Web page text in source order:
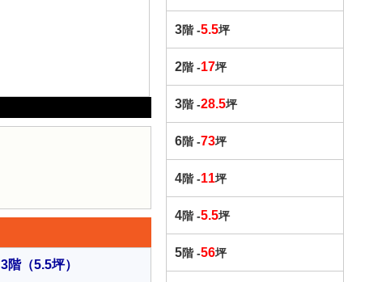
3階（5.5坪）
3階 -5.5坪
2階 -17坪
3階 -28.5坪
6階 -73坪
4階 -11坪
4階 -5.5坪
5階 -56坪